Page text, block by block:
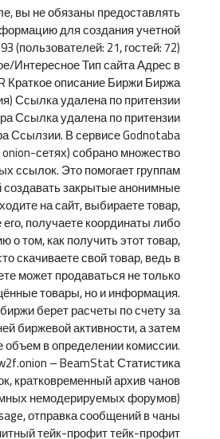
вы не обязаны предоставлять
для создания учетной
(пользователей: 21, гостей: 72)
Интересное Тип сайта Адрес в
Краткое описание Биржи Биржа
Ссылка удалена по притензии
Ссылка удалена по притензии
Ссылзии. В сервисе Godnotaba
сетях) собрано множество
ссылок. Это помогает группам
создавать закрытые анонимные
на сайт, выбираете товар,
получаете координаты либо
о том, как получить этот товар,
скачиваете свой товар, ведь в
может продаваться не только
товары, но и информация.
берет расчеты по счету за
биржевой активности, а затем
объем в определении комиссии.
– BeamStat Статистика
кратковременный архив чанов
немодерируемых форумов)
отправка сообщений в чаны
тейк-профит тейк-профит